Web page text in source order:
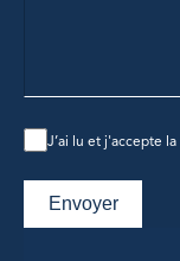
J’ai lu et j'accepte la
Envoyer